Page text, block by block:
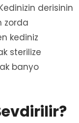
derisinin
zorda
kediniz
sterilize
banyo